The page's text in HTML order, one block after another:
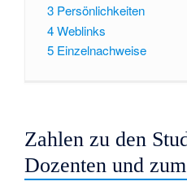
3 Persönlichkeiten
4Weblinks
5 Einzelnachweise
Zahlen zu den
Dozenten und